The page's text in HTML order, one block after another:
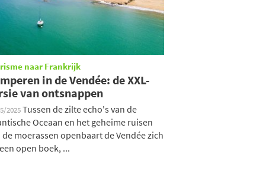
naar Frankrijk
in de Vendée: de XXL-
van ontsnappen
2025Tussen de zilte echo's van de
Oceaan en het geheime ruisen
de moerassen openbaart de Vendée zich
open boek, ...